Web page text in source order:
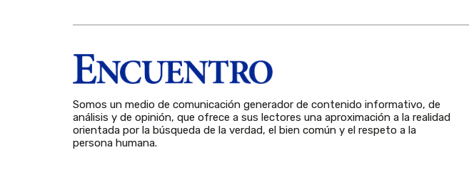
Somos un medio de comunicación generador de contenido informativo, de
análisis y de opinión, que ofrece a sus lectores una aproximación a la realidad
orientada por la búsqueda de la verdad, el bien común y el respeto a la
persona humana.